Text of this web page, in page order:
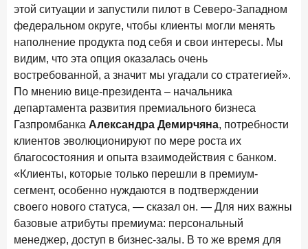
этой ситуации и запустили пилот в Северо-Западном
федеральном округе, чтобы клиенты могли менять
наполнение продукта под себя и свои интересы. Мы
видим, что эта опция оказалась очень
востребованной, а значит мы угадали со стратегией».
По мнению вице-президента – начальника
департамента развития премиального бизнеса
Газпромбанка Александра Демирчяна, потребности
клиентов эволюционируют по мере роста их
благосостояния и опыта взаимодействия с банком.
«Клиенты, которые только перешли в премиум-
сегмент, особенно нуждаются в подтверждении
своего нового статуса, — сказал он. — Для них важны
базовые атрибуты премиума: персональный
менеджер, доступ в бизнес-залы. В то же время для